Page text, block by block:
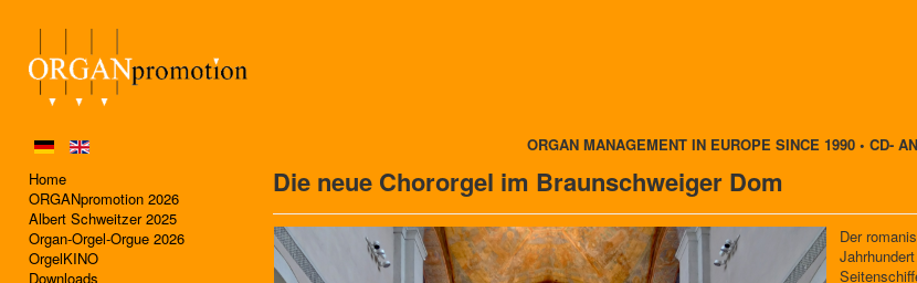
Home
ORGANpromotion 2026
Albert Schweitzer 2025
Organ-Orgel-Orgue 2026
OrgelKINO
Downloads
ORGAN MANAGEMENT IN EUROPE SINCE 1990 • CD-
Die neue Chororgel im Braunschweiger Dom
Der